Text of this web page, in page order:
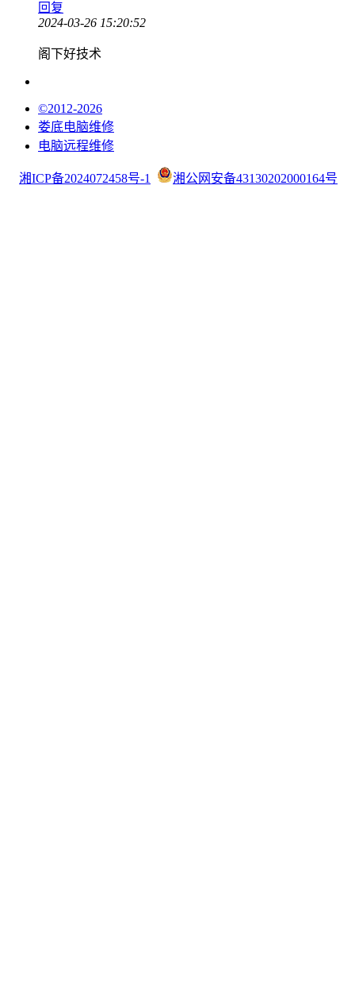
回复
2024-03-26 15:20:52
阁下好技术
©2012-2026
娄底电脑维修
电脑远程维修
湘ICP备2024072458号-1 湘公网安备43130202000164号